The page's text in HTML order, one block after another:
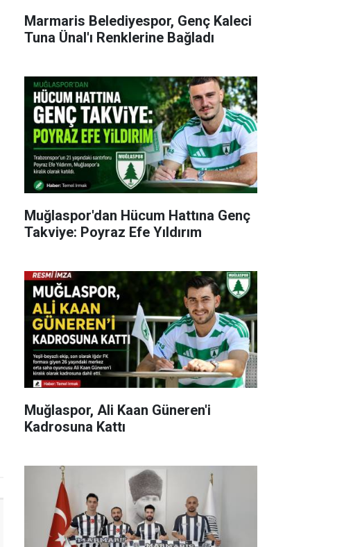
Marmaris Belediyespor, Genç Kaleci
Tuna Ünal'ı Renklerine Bağladı
Muğlaspor'dan Hücum Hattına Genç
Takviye: Poyraz Efe Yıldırım
Muğlaspor, Ali Kaan Güneren'i
Kadrosuna Kattı